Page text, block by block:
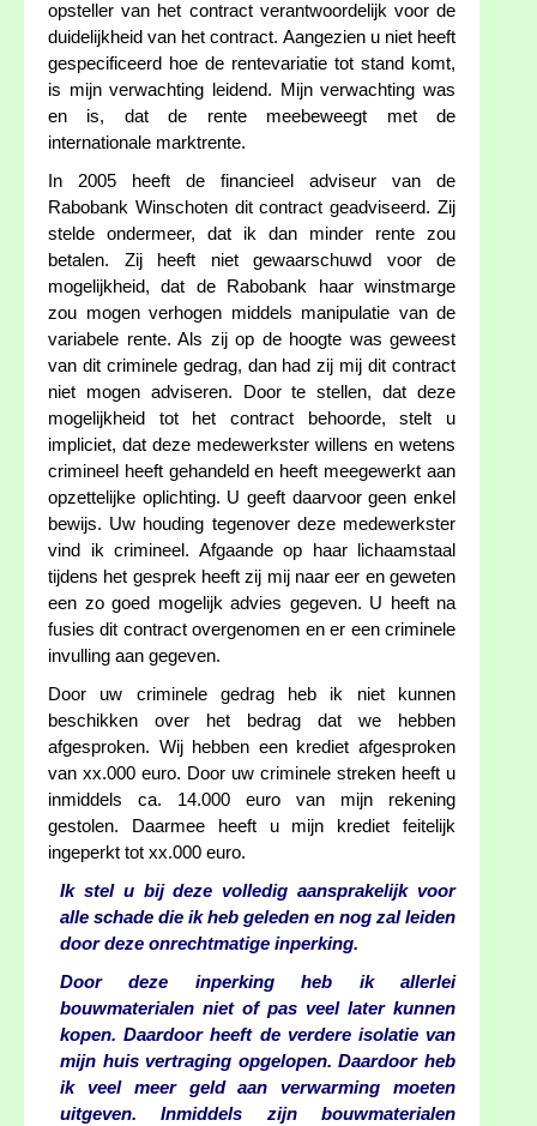
opsteller van het contract verantwoordelijk voor de
duidelijkheid van het contract. Aangezien u niet heeft
gespecificeerd hoe de rentevariatie tot stand komt,
is mijn verwachting leidend. Mijn verwachting was
en is, dat de rente meebeweegt met de
internationale marktrente.
In 2005 heeft de financieel adviseur van de
Rabobank Winschoten dit contract geadviseerd. Zij
stelde ondermeer, dat ik dan minder rente zou
betalen. Zij heeft niet gewaarschuwd voor de
mogelijkheid, dat de Rabobank haar winstmarge
zou mogen verhogen middels manipulatie van de
variabele rente. Als zij op de hoogte was geweest
van dit criminele gedrag, dan had zij mij dit contract
niet mogen adviseren. Door te stellen, dat deze
mogelijkheid tot het contract behoorde, stelt u
impliciet, dat deze medewerkster willens en wetens
crimineel heeft gehandeld en heeft meegewerkt aan
opzettelijke oplichting. U geeft daarvoor geen enkel
bewijs. Uw houding tegenover deze medewerkster
vind ik crimineel. Afgaande op haar lichaamstaal
tijdens het gesprek heeft zij mij naar eer en geweten
een zo goed mogelijk advies gegeven. U heeft na
fusies dit contract overgenomen en er een criminele
invulling aan gegeven.
Door uw criminele gedrag heb ik niet kunnen
beschikken over het bedrag dat we hebben
afgesproken. Wij hebben een krediet afgesproken
van xx.000 euro. Door uw criminele streken heeft u
inmiddels ca. 14.000 euro van mijn rekening
gestolen. Daarmee heeft u mijn krediet feitelijk
ingeperkt tot xx.000 euro.
Ik stel u bij deze volledig aansprakelijk voor
alle schade die ik heb geleden en nog zal leiden
door deze onrechtmatige inperking.
Door deze inperking heb ik allerlei
bouwmaterialen niet of pas veel later kunnen
kopen. Daardoor heeft de verdere isolatie van
mijn huis vertraging opgelopen. Daardoor heb
ik veel meer geld aan verwarming moeten
uitgeven. Inmiddels zijn bouwmaterialen